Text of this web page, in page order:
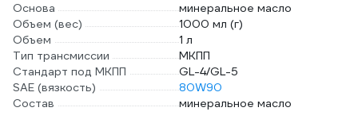
Основа
минеральное масло
Объем (вес)
1000 мл (г)
Объем
1 л
Тип трансмиссии
МКПП
Стандарт под МКПП
GL-4/GL-5
SAE (вязкость)
80W90
Состав
минеральное масло